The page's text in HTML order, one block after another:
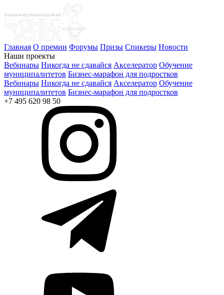
Главная О премии Форумы Призы Спикеры Новости
Наши проекты
Вебинары Никогда не сдавайся Акселератор Обучение
муниципалитетов Бизнес-марафон для подростков
Вебинары Никогда не сдавайся Акселератор Обучение
муниципалитетов Бизнес-марафон для подростков
+7 495 620 98 50